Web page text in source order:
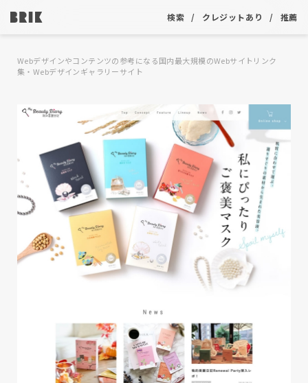
検索 クレジットあり 推薦
Webデザインやコンテンツの参考になる国内最大規模のWebサイトリンク
集・Webデザインギャラリーサイト